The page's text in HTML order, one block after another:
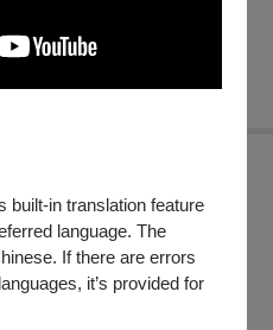
built-in translation feature
language. The
If there are errors
it’s provided for
5折優待，入場時應出示身心
時入場
(廳院青)9折